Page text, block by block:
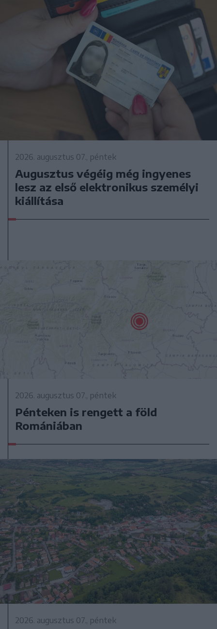
2026. augusztus 07., péntek
Augusztus végéig még ingyenes
lesz az első elektronikus személyi
kiállítása
2026. augusztus 07., péntek
Pénteken is rengett a föld
Romániában
2026. augusztus 07., péntek